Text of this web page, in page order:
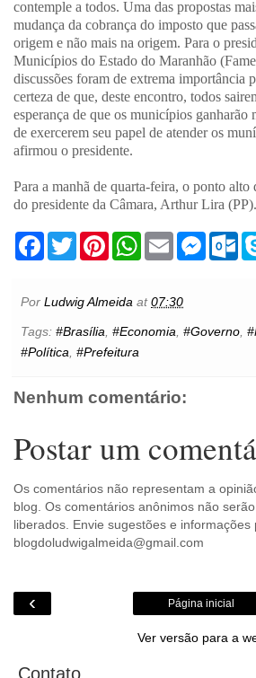
contemple a todos. Uma das propostas
mudança da cobrança do imposto que
origem e não mais na origem. Para o
Municípios do Estado do Maranhão
discussões foram de extrema importância
certeza de que, deste encontro, todos
esperança de que os municípios ganharão
de exercerem seu papel de atender os
afirmou o presidente.
Para a manhã de quarta-feira, o ponto alto
do presidente da Câmara, Arthur Lira (PP).
F
b
o
k
T
w
t
e
P
e
r
e
s
t
W
s
A
p
E
m
l
M
e
e
O
.
Por Ludwig Almeida at07:30
Tags: #Brasília, #Economia, #Governo,
#Política, #Prefeitura
Nenhum comentário:
Postar um
Os comentários não representam a
blog. Os comentários anônimos não serão
liberados. Envie sugestões e informações
blogdoludwigalmeida@gmail.com
‹ Página inicial
Ver versão para a
Contato